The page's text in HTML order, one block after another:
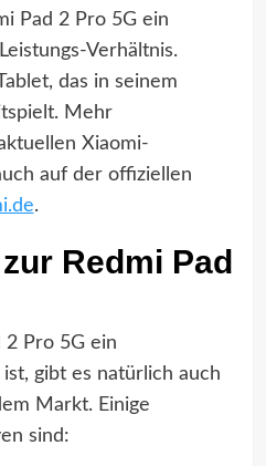
Pad 2 Pro 5G ein
Verhältnis.
das in seinem
Mehr
Xiaomi-
auf der offiziellen
.
Redmi Pad
2 Pro 5G ein
gibt es natürlich auch
Markt. Einige
sind: